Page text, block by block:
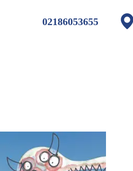
02186053655